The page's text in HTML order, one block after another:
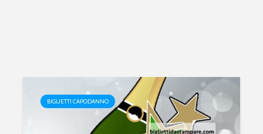
BIGLIETTI CAPODANNO